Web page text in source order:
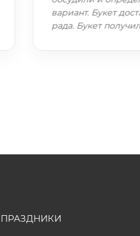
вариант. Букет
рада. Букет
ПРАЗДНИКИ